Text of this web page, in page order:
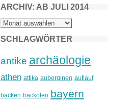
ARCHIV: AB JULI 2014
ARCHIV:
AB
2014
SCHLAGWÖRTER
antike archäologie
athen attika auberginen auflauf
backen backofen bayern